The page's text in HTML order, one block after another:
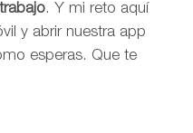
. Y mi reto aquí
y abrir nuestra app
esperas. Que te